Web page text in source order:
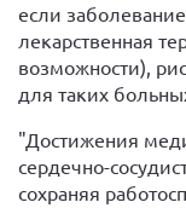
если
лекарственная
возможности),
для таких
"Достижения
сердечно-
сохраняя